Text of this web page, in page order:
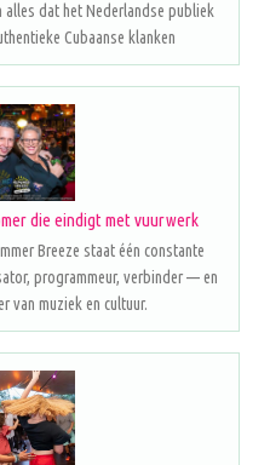
alles dat het Nederlandse publiek
Cubaanse klanken
die eindigt met vuurwerk
Breeze staat één constante
programmeur, verbinder — en
van muziek en cultuur.